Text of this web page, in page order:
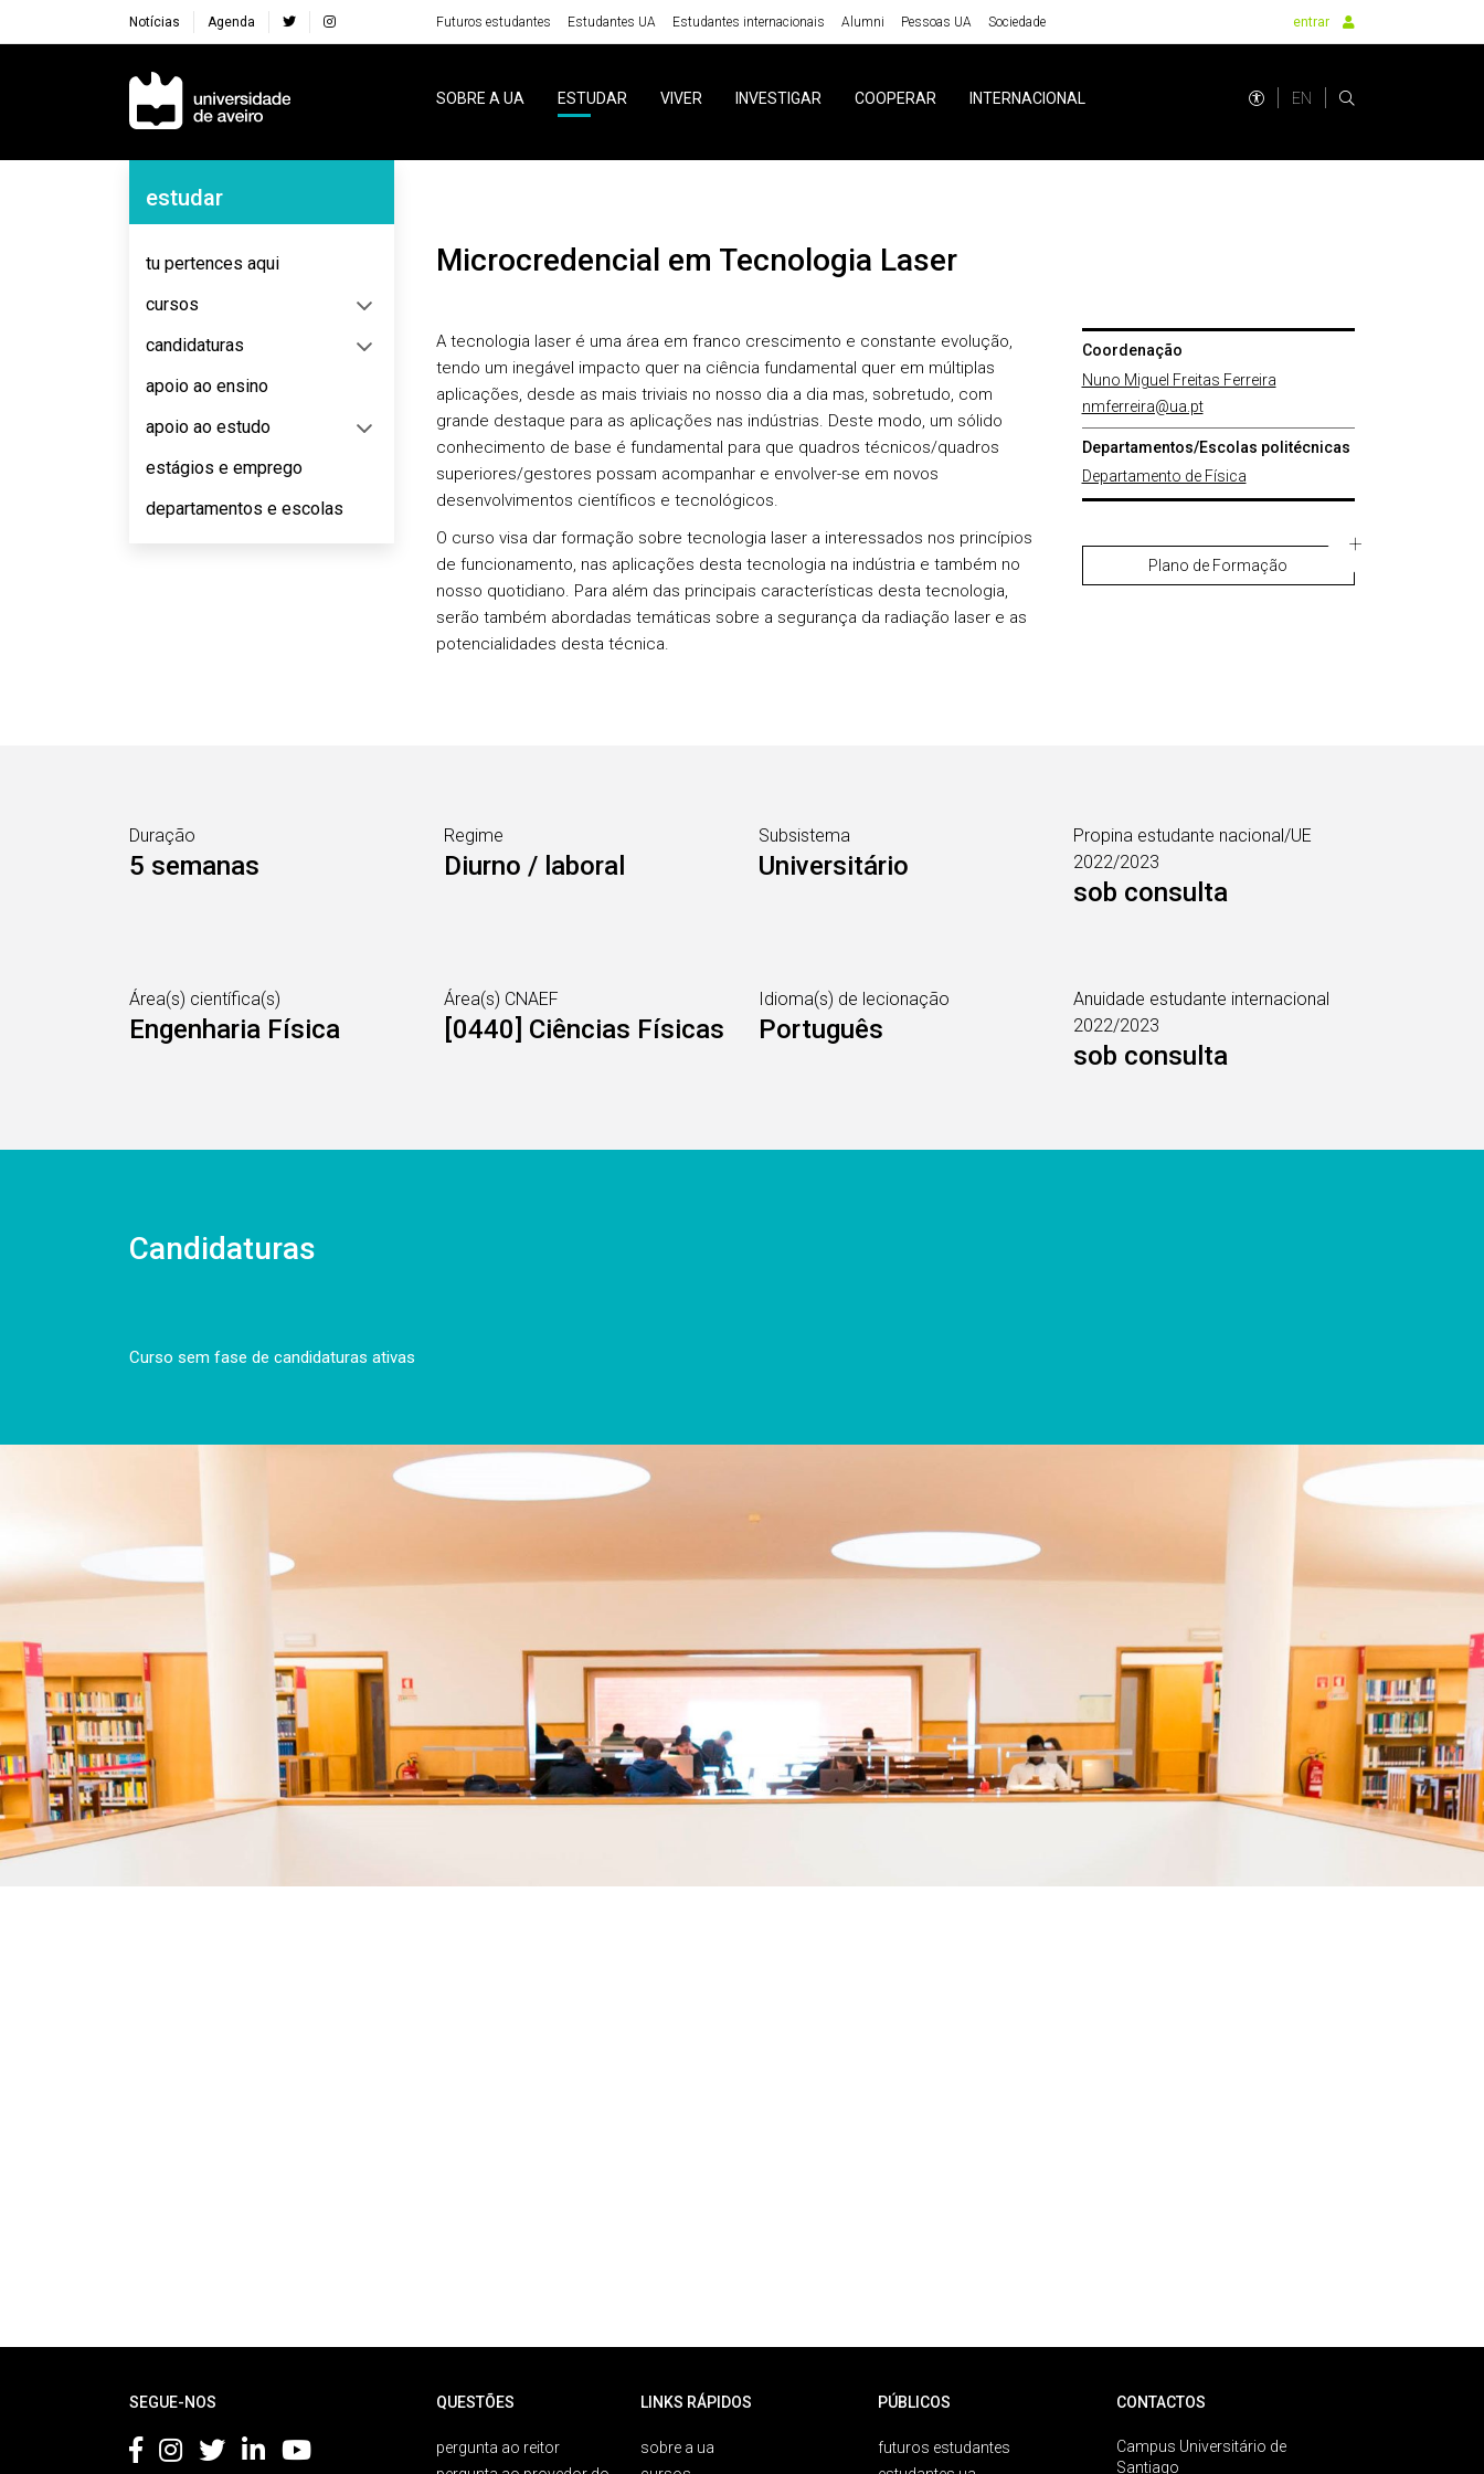
Notícias Agenda Futuros estudantes Estudantes UA Estudantes internacionais Alumni Pessoas UA Sociedade entrar
Navegação Principal
SOBRE A UA ESTUDAR VIVER INVESTIGAR COOPERAR INTERNACIONAL EN
Navegação Lateral
estudar
tu pertences aqui
cursos
candidaturas
apoio ao ensino
apoio ao estudo
estágios e emprego
departamentos e escolas
Microcredencial em Tecnologia Laser
A tecnologia laser é uma área em franco crescimento e constante evolução,
tendo um inegável impacto quer na ciência fundamental quer em múltiplas
aplicações, desde as mais triviais no nosso dia a dia mas, sobretudo, com
grande destaque para as aplicações nas indústrias. Deste modo, um sólido
conhecimento de base é fundamental para que quadros técnicos/quadros
superiores/gestores possam acompanhar e envolver-se em novos
desenvolvimentos científicos e tecnológicos.
O curso visa dar formação sobre tecnologia laser a interessados nos princípios
de funcionamento, nas aplicações desta tecnologia na indústria e também no
nosso quotidiano. Para além das principais características desta tecnologia,
serão também abordadas temáticas sobre a segurança da radiação laser e as
potencialidades desta técnica.
Coordenação
Nuno Miguel Freitas Ferreira
nmferreira@ua.pt
Departamentos/Escolas politécnicas
Departamento de Física
Plano de Formação
Duração
5 semanas
Regime
Diurno / laboral
Subsistema
Universitário
Propina estudante nacional/UE
2022/2023
sob consulta
Área(s) científica(s)
Engenharia Física
Área(s) CNAEF
[0440] Ciências Físicas
Idioma(s) de lecionação
Português
Anuidade estudante internacional
2022/2023
sob consulta
Candidaturas
Curso sem fase de candidaturas ativas
SEGUE-NOS QUESTÕES
pergunta ao reitor
LINKS RÁPIDOS
sobre a ua
PÚBLICOS
futuros estudantes
CONTACTOS
Campus Universitário de
Santiago